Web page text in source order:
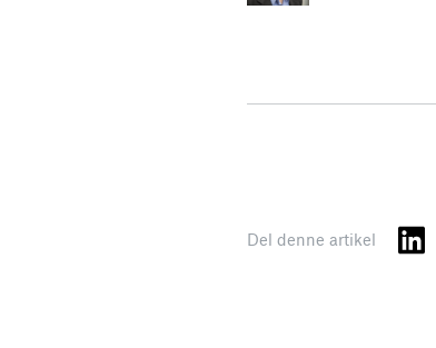
Del denne artikel